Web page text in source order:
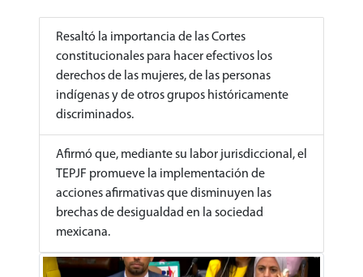
Resaltó la importancia de las Cortes
constitucionales para hacer efectivos los
derechos de las mujeres, de las personas
indígenas y de otros grupos históricamente
discriminados.
Afirmó que, mediante su labor jurisdiccional, el
TEPJF promueve la implementación de
acciones afirmativas que disminuyen las
brechas de desigualdad en la sociedad
mexicana.